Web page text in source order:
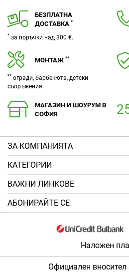
БЕЗПЛАТНА
ДОСТАВКА *
* за поръчки над 300 €.
МОНТАЖ **
** огради, барбекюта, детски
съоръжения
МАГАЗИН И ШОУРУМ В
СОФИЯ
ЗA КОМПАНИЯТА
КАТЕГОРИИ
ВАЖНИ ЛИНКОВЕ
АБОНИРАЙТЕ СЕ
Наложен
Официален вносител